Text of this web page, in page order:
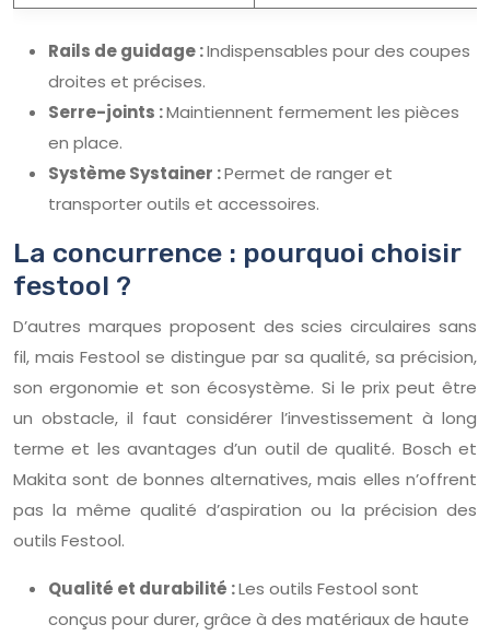
Rails de guidage :Indispensables pour des coupes
droites et précises.
Serre-joints :Maintiennent fermement les pièces
en place.
Système Systainer :Permet de ranger et
transporter outils et accessoires.
La concurrence : pourquoi choisir
festool ?
D’autres marques proposent des scies circulaires sans
fil, mais Festool se distingue par sa qualité, sa précision,
son ergonomie et son écosystème. Si le prix peut être
un obstacle, il faut considérer l’investissement à long
terme et les avantages d’un outil de qualité. Bosch et
Makita sont de bonnes alternatives, mais elles n’offrent
pas la même qualité d’aspiration ou la précision des
outils Festool.
Qualité et durabilité :Les outils Festool sont
conçus pour durer, grâce à des matériaux de haute